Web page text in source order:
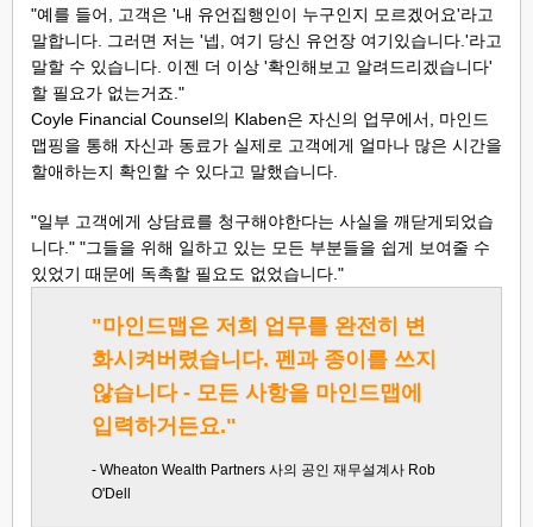
"예를 들어, 고객은 '내 유언집행인이 누구인지 모르겠어요'라고
말합니다. 그러면 저는 '넵, 여기 당신 유언장 여기있습니다.'라고
말할 수 있습니다. 이젠 더 이상 '확인해보고 알려드리겠습니다'
할 필요가 없는거죠."
Coyle Financial Counsel의 Klaben은 자신의 업무에서, 마인드
맵핑을 통해 자신과 동료가 실제로 고객에게 얼마나 많은 시간을
할애하는지 확인할 수 있다고 말했습니다.
"일부 고객에게 상담료를 청구해야한다는 사실을 깨닫게되었습
니다." "그들을 위해 일하고 있는 모든 부분들을 쉽게 보여줄 수
있었기 때문에 독촉할 필요도 없었습니다."
"마인드맵은 저희 업무를 완전히 변
화시켜버렸습니다. 펜과 종이를 쓰지
않습니다 - 모든 사항을 마인드맵에
입력하거든요."
- Wheaton Wealth Partners 사의 공인 재무설계사 Rob
O'Dell